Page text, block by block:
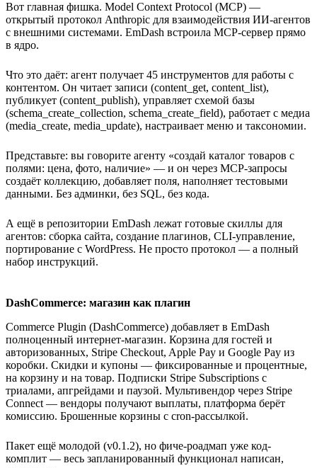
Вот главная фишка. Model Context Protocol (MCP) —
открытый протокол Anthropic для взаимодействия ИИ-агентов
с внешними системами. EmDash встроила MCP-сервер прямо
в ядро.
Что это даёт: агент получает 45 инструментов для работы с
контентом. Он читает записи (content_get, content_list),
публикует (content_publish), управляет схемой базы
(schema_create_collection, schema_create_field), работает с медиа
(media_create, media_update), настраивает меню и таксономии.
Представьте: вы говорите агенту «создай каталог товаров с
полями: цена, фото, наличие» — и он через MCP-запросы
создаёт коллекцию, добавляет поля, наполняет тестовыми
данными. Без админки, без SQL, без кода.
А ещё в репозитории EmDash лежат готовые скиллы для
агентов: сборка сайта, создание плагинов, CLI-управление,
портирование с WordPress. Не просто протокол — а полный
набор инструкций.
DashCommerce: магазин как плагин
Commerce Plugin (DashCommerce) добавляет в EmDash
полноценный интернет-магазин. Корзина для гостей и
авторизованных, Stripe Checkout, Apple Pay и Google Pay из
коробки. Скидки и купоны — фиксированные и процентные,
на корзину и на товар. Подписки Stripe Subscriptions с
триалами, апгрейдами и паузой. Мультивендор через Stripe
Connect — вендоры получают выплаты, платформа берёт
комиссию. Брошенные корзины с cron-рассылкой.
Пакет ещё молодой (v0.1.2), но фиче-роадмап уже код-
комплит — весь запланированный функционал написан,